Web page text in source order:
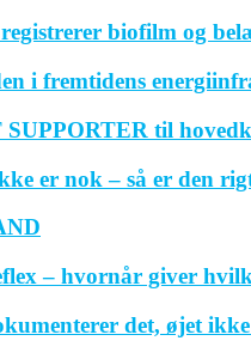
biofilm og
i fremtidens
SUPPORTER til
er nok – så er den
– hvornår giver
det, øjet